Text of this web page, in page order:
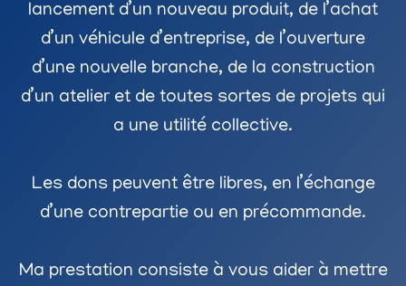
lancement d’un nouveau produit, de l’achat
d’un véhicule d’entreprise, de l’ouverture
d’une nouvelle branche, de la construction
d’un atelier et de toutes sortes de projets qui
a une utilité collective.
Les dons peuvent être libres, en l’échange
d’une contrepartie ou en précommande.
Ma prestation consiste à vous aider à mettre